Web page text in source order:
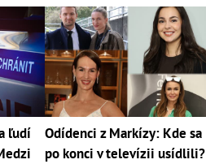
ľudí
Odídenci z Markízy: Kde sa
po konci v televízii usídlili?